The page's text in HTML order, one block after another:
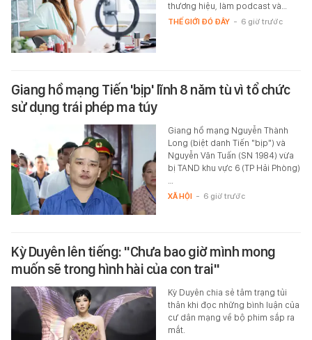
thương hiệu, làm podcast và…
THẾ GIỚI ĐÓ ĐÂY - 6 giờ trước
Giang hồ mạng Tiến 'bịp' lĩnh 8 năm tù vì tổ chức
sử dụng trái phép ma túy
Giang hồ mạng Nguyễn Thành
Long (biệt danh Tiến "bịp") và
Nguyễn Văn Tuấn (SN 1984) vừa
bị TAND khu vực 6 (TP Hải Phòng)
…
XÃ HỘI - 6 giờ trước
Kỳ Duyên lên tiếng: "Chưa bao giờ mình mong
muốn sẽ trong hình hài của con trai"
Kỳ Duyên chia sẻ tâm trạng tủi
thân khi đọc những bình luận của
cư dân mạng về bộ phim sắp ra
mắt.